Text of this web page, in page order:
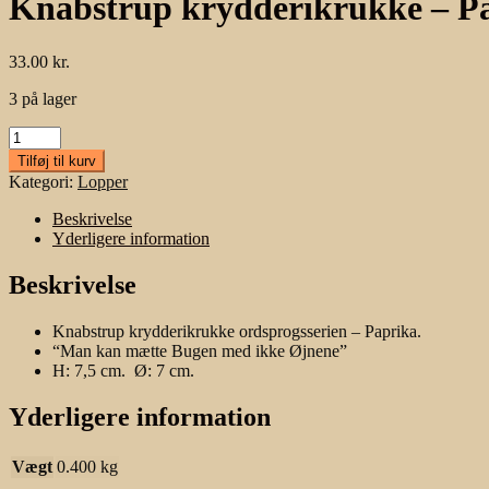
Knabstrup krydderikrukke –
33.00 kr.
3 på lager
Knabstrup
krydderikrukke
-
Paprika.
antal
Tilføj til kurv
Kategori: Lopper
Beskrivelse
Yderligere information
Beskrivelse
Knabstrup krydderikrukke ordsprogsserien – Paprika.
“Man kan mætte Bugen med ikke Øjnene”
H: 7,5 cm. Ø: 7 cm.
Yderligere information
Vægt 0.400 kg